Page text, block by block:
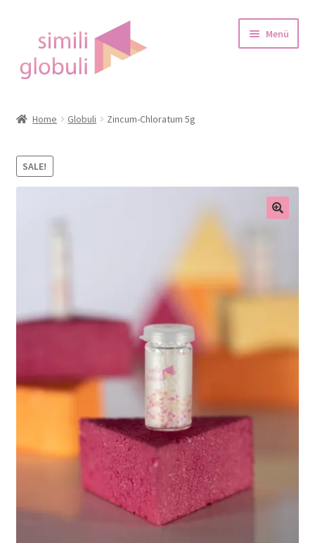
Navigation
springen
Inhalt
springen
Menü
Blog
Home Globuli Zincum-Chloratum 5g
SALE!